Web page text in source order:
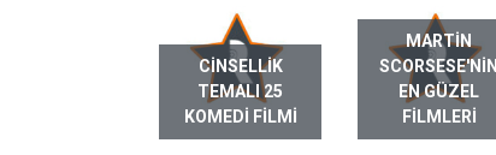
CINSELLIK
TEMALI 25
KOMEDI FILMI
MARTIN
SCORSESE'NIN
EN GÜZEL
FILMLERI